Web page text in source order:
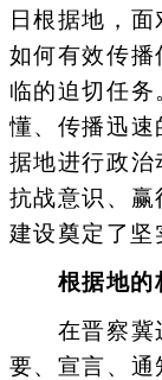
日根据地，
如何有效传
临的迫切任
懂、传播迅速
据地进行政
抗战意识、
建设奠定了坚
根据地的
在晋察冀边
要、宣言、